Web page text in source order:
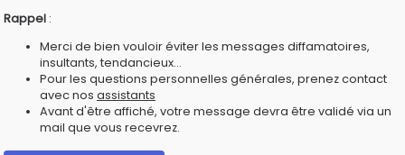
Rappel :
Merci de bien vouloir éviter les messages diffamatoires,
insultants, tendancieux...
Pour les questions personnelles générales, prenez contact
avec nos assistants
Avant d'être affiché, votre message devra être validé via un
mail que vous recevrez.